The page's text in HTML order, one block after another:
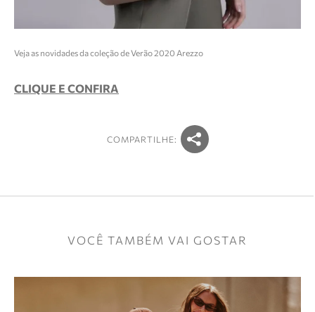
Veja as novidades da coleção de Verão 2020 Arezzo
CLIQUE E CONFIRA
COMPARTILHE:
VOCÊ TAMBÉM VAI GOSTAR